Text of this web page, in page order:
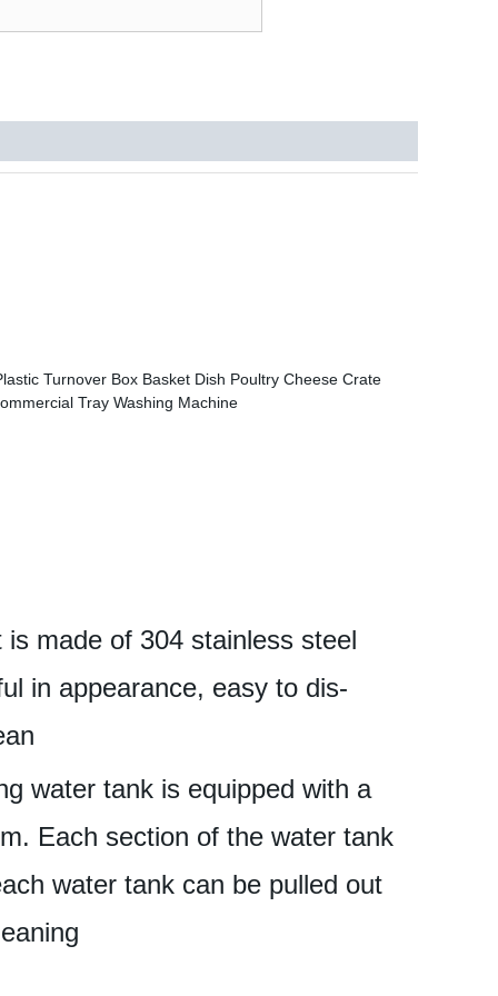
is made of 304 stainless steel
in appearance, easy to dis-
water tank is equipped with a
Each section of the water tank
water tank can be pulled out